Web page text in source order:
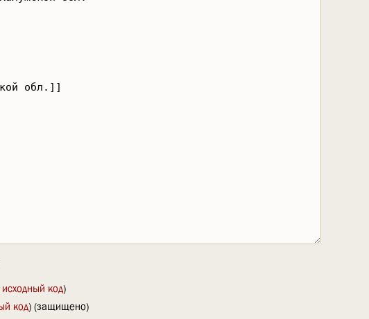
код)
код) (защищено)